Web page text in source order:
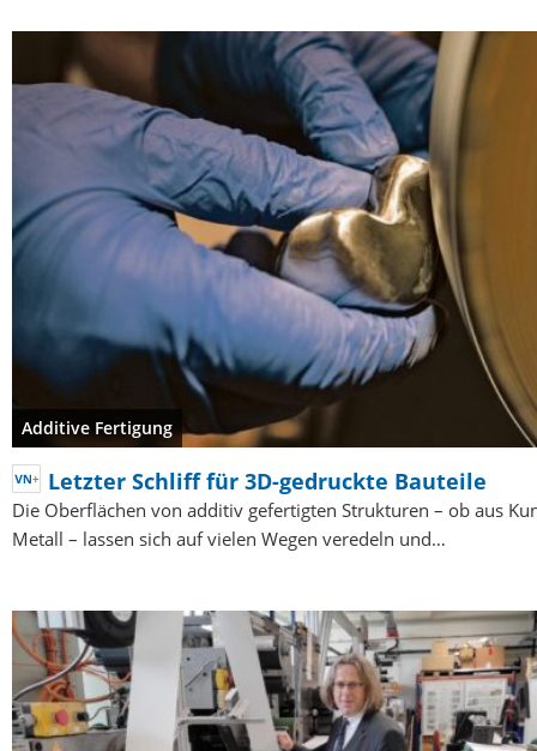
Additive Fertigung
Letzter Schliff für 3D-gedruckte Bauteile
Die Oberflächen von additiv gefertigten Strukturen – ob aus
Metall – lassen sich auf vielen Wegen veredeln und…